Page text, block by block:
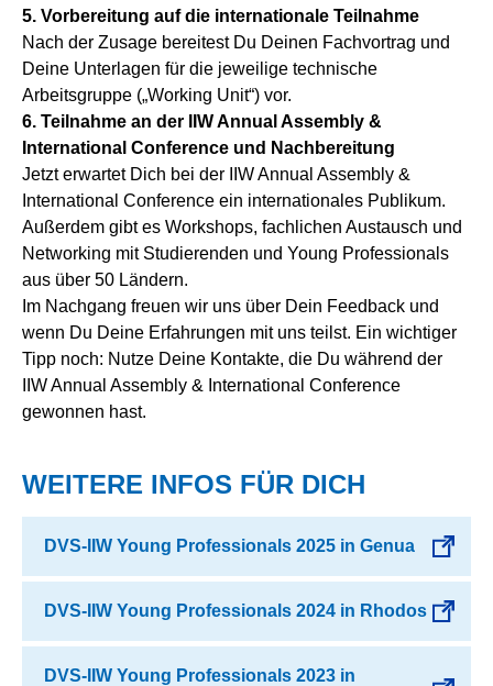
5. Vorbereitung auf die internationale Teilnahme
Nach der Zusage bereitest Du Deinen Fachvortrag und
Deine Unterlagen für die jeweilige technische
Arbeitsgruppe („Working Unit“) vor.
6. Teilnahme an der IIW Annual Assembly &
International Conference und Nachbereitung
Jetzt erwartet Dich bei der IIW Annual Assembly &
International Conference ein internationales Publikum.
Außerdem gibt es Workshops, fachlichen Austausch und
Networking mit Studierenden und Young Professionals
aus über 50 Ländern.
Im Nachgang freuen wir uns über Dein Feedback und
wenn Du Deine Erfahrungen mit uns teilst. Ein wichtiger
Tipp noch: Nutze Deine Kontakte, die Du während der
IIW Annual Assembly & International Conference
gewonnen hast.
WEITERE INFOS FÜR DICH
DVS-IIW Young Professionals 2025 in Genua
DVS-IIW Young Professionals 2024 in Rhodos
DVS-IIW Young Professionals 2023 in